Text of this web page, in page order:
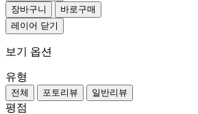
장바구니
바로구매
레이어 닫기
보기 옵션
유형
전체 포토리뷰 일반리뷰
평점